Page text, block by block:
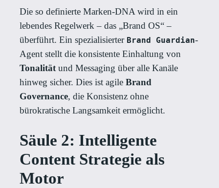
Die so definierte Marken-DNA wird in ein
lebendes Regelwerk – das „Brand OS“ –
überführt. Ein spezialisierter Brand Guardian-
Agent stellt die konsistente Einhaltung von
Tonalität und Messaging über alle Kanäle
hinweg sicher. Dies ist agile Brand
Governance, die Konsistenz ohne
bürokratische Langsamkeit ermöglicht.
Säule 2: Intelligente
Content Strategie als
Motor